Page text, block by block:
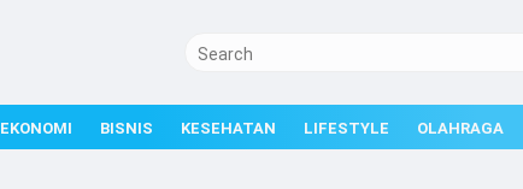
EKONOMI BISNIS KESEHATAN LIFESTYLE OLAHRAGA